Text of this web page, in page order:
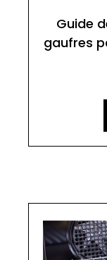
Guide
gaufres